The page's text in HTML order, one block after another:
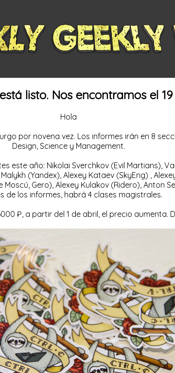
listo. Nos encontramos el
Hola
por novena vez. Los informes irán en 8
Design, Science y Management.
año: Nikolai Sverchkov (Evil Martians),
(Yandex), Alexey Kataev (SkyEng) ,
Gero), Alexey Kulakov (Ridero), Anton
de los informes, habrá 4 clases magistrales.
₽, a partir del 1 de abril, el precio aumenta.